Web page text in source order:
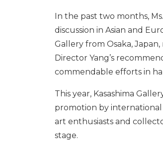
In the past two months,
discussion in Asian and
Gallery from Osaka,
Director Yang’s
commendable efforts in
This year, Kasashima
promotion by international
art enthusiasts and
stage.